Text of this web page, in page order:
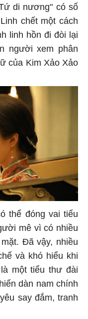
di nương" có số
chết một cách
linh hồn đi đòi lại
người xem phân
của Kim Xảo Xảo
thể đóng vai tiểu
mê vì có nhiều
Đã vậy, nhiều
và khó hiểu khi
một tiểu thư đài
dàn nam chính
say đắm, tranh